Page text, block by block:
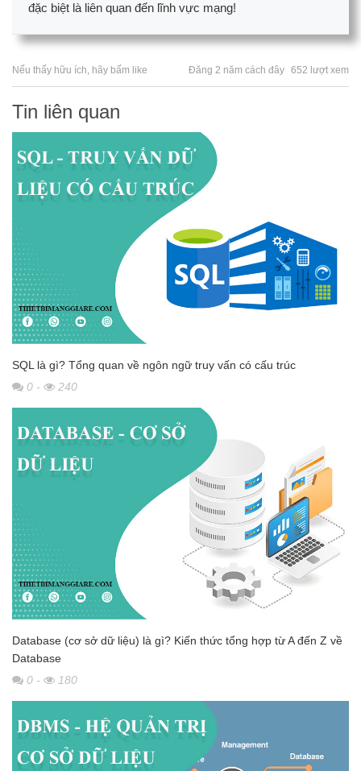
đặc biệt là liên quan đến lĩnh vực mạng!
Nếu thấy hữu ích, hãy bấm like Đăng 2 năm cách đây 652 lượt xem
Tin liên quan
SQL là gì? Tổng quan về ngôn ngữ truy vấn có cấu trúc
0 - 240
Database (cơ sở dữ liệu) là gì? Kiến thức tổng hợp từ A đến Z về
Database
0 - 180